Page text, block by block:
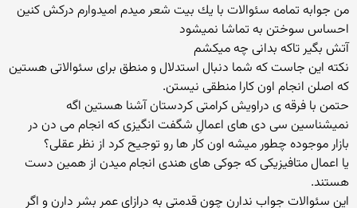
من جوابه تمامه سئوالات با یك بیت شعر میدم امیدوارم دركش كنین
احساس سوختن به تماشا نمیشود
آتش بگیر تاكه بدانی چه میكشم
نكته این جاست كه شما دنبال استدلال و منطق برای سئوالاتی هستین
كه اصلن انجام اون كارا منطقی نیستن.
حتمن با فرقه ی دراویش كرامتی كردستان آشنا هستین اگه
نمیشناسین سی دی های اعمالِ شگفت انگیزی كه انجام می دن در
بازار موجوده چطور میشه اون كار ها رو توجیح كرد از نظر عقلی؟
یا اعمال متافیزیكی كه جوكی های هندی انجام میدن از همین دست
هستند.
این سئوالات جواب ندارن چون قدمتی به درازای عمر بشر دارن و اگر